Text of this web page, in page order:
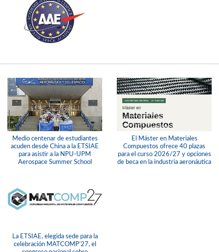
Medio centenar de estudiantes
acuden desde China a la ETSIAE
para asistir a la NPU-UPM
Aerospace Summer School
El Máster en Materiales
Compuestos ofrece 40 plazas
para el curso 2026/27 y opciones
de beca en la industria aeronáutica
La ETSIAE, elegida sede para la
celebración MATCOMP’27, el